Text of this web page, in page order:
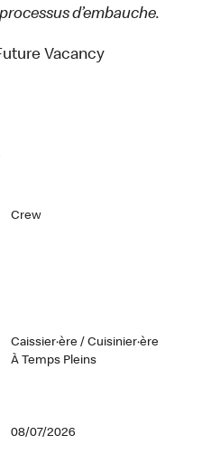
d’embauche.
Vacancy
Crew
Caissier·ère / Cuisinier·ère
À Temps Pleins
08/07/2026